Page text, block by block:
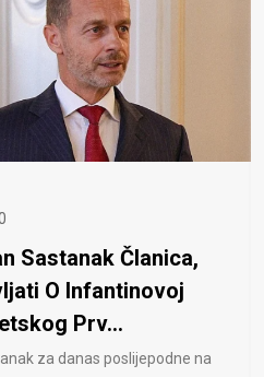
Sastanak Članica,
O Infantinovoj
Prv...
za danas poslijepodne na